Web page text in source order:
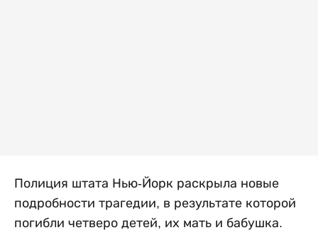
Полиция штата Нью-Йорк раскрыла новые
подробности трагедии, в результате которой
погибли четверо детей, их мать и бабушка.